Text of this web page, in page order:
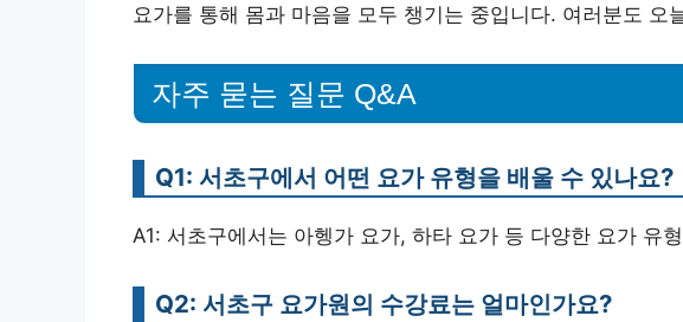
요가를 통해 몸과 마음을 모두 챙기는 중입니다. 여러분도 오
자주 묻는 질문 Q&A
Q1: 서초구에서 어떤 요가 유형을 배울 수 있나요?
A1: 서초구에서는 아헹가 요가, 하타 요가 등 다양한 요가 유
Q2: 서초구 요가원의 수강료는 얼마인가요?